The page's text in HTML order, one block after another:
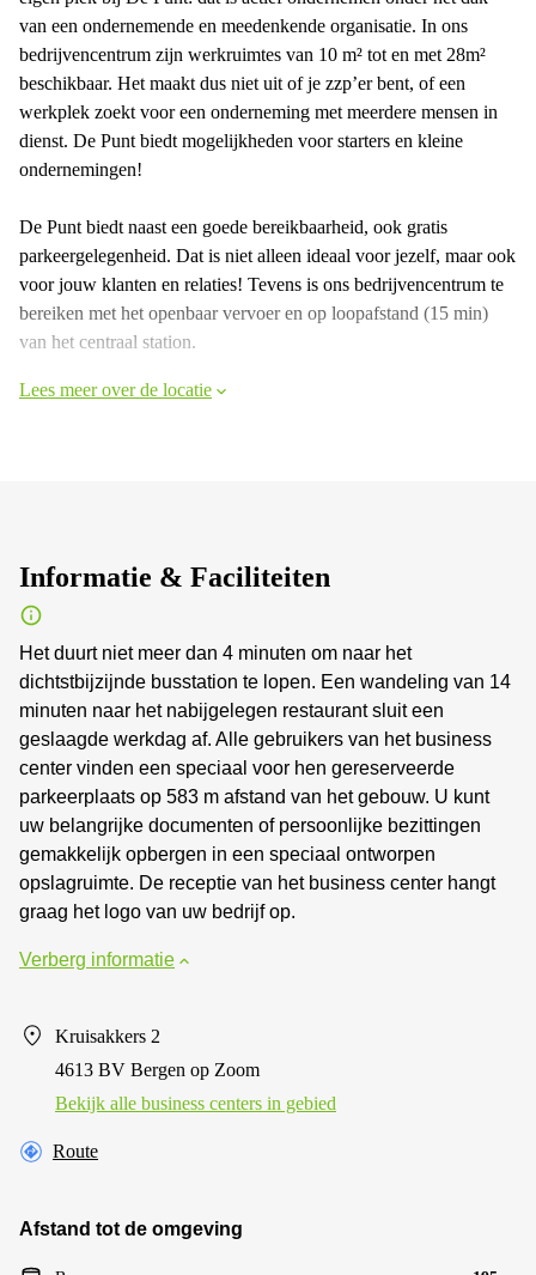
van een ondernemende en meedenkende organisatie. In ons
bedrijvencentrum zijn werkruimtes van 10 m² tot en met 28m²
beschikbaar. Het maakt dus niet uit of je zzp’er bent, of een
werkplek zoekt voor een onderneming met meerdere mensen in
dienst. De Punt biedt mogelijkheden voor starters en kleine
ondernemingen!
De Punt biedt naast een goede bereikbaarheid, ook gratis
parkeergelegenheid. Dat is niet alleen ideaal voor jezelf, maar ook
voor jouw klanten en relaties! Tevens is ons bedrijvencentrum te
bereiken met het openbaar vervoer en op loopafstand (15 min)
van het centraal station.
Lees meer over de locatie
Informatie & Faciliteiten
Het duurt niet meer dan 4 minuten om naar het
dichtstbijzijnde busstation te lopen. Een wandeling van 14
minuten naar het nabijgelegen restaurant sluit een
geslaagde werkdag af. Alle gebruikers van het business
center vinden een speciaal voor hen gereserveerde
parkeerplaats op 583 m afstand van het gebouw. U kunt
uw belangrijke documenten of persoonlijke bezittingen
gemakkelijk opbergen in een speciaal ontworpen
opslagruimte. De receptie van het business center hangt
graag het logo van uw bedrijf op.
Verberg informatie
Kruisakkers 2
4613 BV Bergen op Zoom
Bekijk alle business centers in gebied
Route
Afstand tot de omgeving